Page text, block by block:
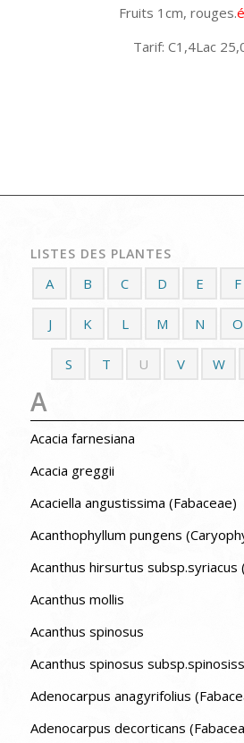
Fruits 1cm, rouges.
Tarif: C1,4Lac
LISTES DES PLANTES
A B C D E F
J K L M N O
S T U V W
A
Acacia farnesiana
Acacia greggii
Acaciella angustissima (Fabaceae)
Acanthophyllum pungens
Acanthus hirsurtus subsp.syriacus
Acanthus mollis
Acanthus spinosus
Acanthus spinosus
Adenocarpus anagyrifolius
Adenocarpus decorticans